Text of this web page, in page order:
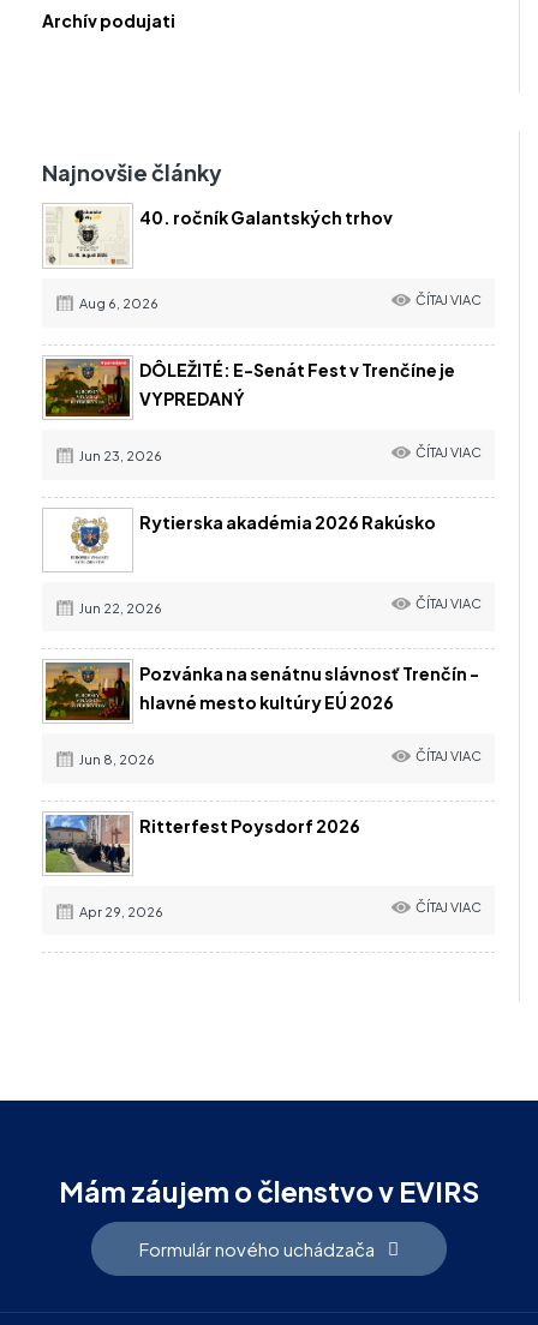
Archív podujati
Najnovšie články
40. ročník Galantských trhov
Aug 6, 2026 ČÍTAJ VIAC
DÔLEŽITÉ: E-Senát Fest v Trenčíne je
VYPREDANÝ
Jun 23, 2026 ČÍTAJ VIAC
Rytierska akadémia 2026 Rakúsko
Jun 22, 2026 ČÍTAJ VIAC
Pozvánka na senátnu slávnosť Trenčín -
hlavné mesto kultúry EÚ 2026
Jun 8, 2026 ČÍTAJ VIAC
Ritterfest Poysdorf 2026
Apr 29, 2026 ČÍTAJ VIAC
Mám záujem o členstvo v EVIRS
Formulár nového uchádzača